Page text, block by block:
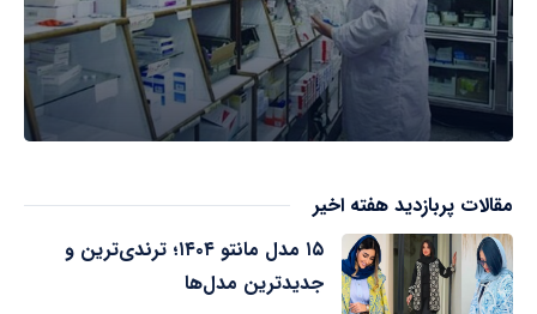
مقالات پربازدید هفته اخیر
۱۵ مدل مانتو ۱۴۰۴؛ ترندی‌ترین و
جدیدترین مدل‌ها